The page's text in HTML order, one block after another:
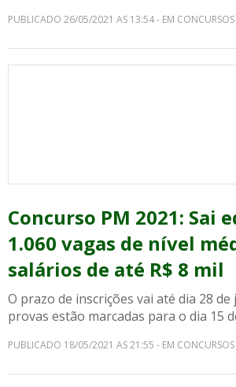
PUBLICADO 26/05/2021 AS 13:54 - EM CONCURSOS
Concurso PM 2021: Sai
1.060 vagas de nível
salários de até R$ 8 mil
O prazo de inscrições vai até dia 28 de
provas estão marcadas para o dia 15
PUBLICADO 18/05/2021 AS 21:55 - EM CONCURSOS